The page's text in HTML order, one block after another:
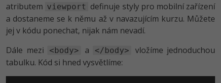
atributem viewport definuje styly pro mobilní zařízení
a dostaneme se k němu až v navazujícím kurzu. Můžete
jej v kódu ponechat, nijak nám nevadí.
Dále mezi
<body> a </body>
vložíme jednoduchou
tabulku. Kód si hned vysvětlíme: